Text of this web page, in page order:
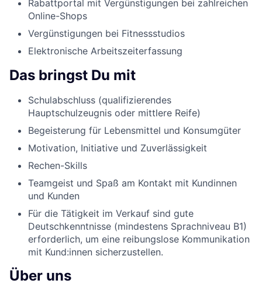
Rabattportal mit Vergünstigungen bei zahlreichen
Online-Shops
Vergünstigungen bei Fitnessstudios
Elektronische Arbeitszeiterfassung
Das bringst Du mit
Schulabschluss (qualifizierendes
Hauptschulzeugnis oder mittlere Reife)
Begeisterung für Lebensmittel und Konsumgüter
Motivation, Initiative und Zuverlässigkeit
Rechen-Skills
Teamgeist und Spaß am Kontakt mit Kundinnen
und Kunden
Für die Tätigkeit im Verkauf sind gute
Deutschkenntnisse (mindestens Sprachniveau B1)
erforderlich, um eine reibungslose Kommunikation
mit Kund:innen sicherzustellen.
Über uns